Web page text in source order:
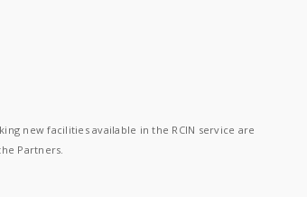
new facilities available in the RCIN service are
Partners.